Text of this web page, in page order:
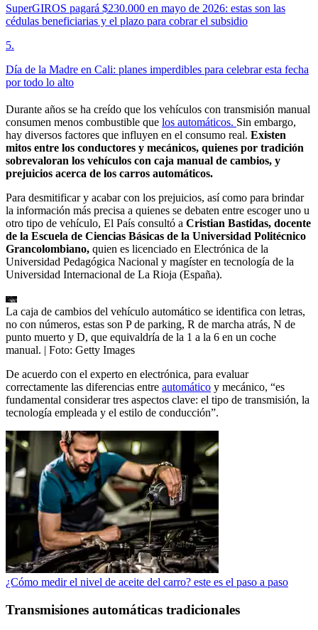
SuperGIROS pagará $230.000 en mayo de 2026: estas son las
cédulas beneficiarias y el plazo para cobrar el subsidio
5.
Día de la Madre en Cali: planes imperdibles para celebrar esta fecha
por todo lo alto
Durante años se ha creído que los vehículos con transmisión manual
consumen menos combustible que los automáticos. Sin embargo,
hay diversos factores que influyen en el consumo real. Existen
mitos entre los conductores y mecánicos, quienes por tradición
sobrevaloran los vehículos con caja manual de cambios, y
prejuicios acerca de los carros automáticos.
Para desmitificar y acabar con los prejuicios, así como para brindar
la información más precisa a quienes se debaten entre escoger uno u
otro tipo de vehículo, El País consultó a Cristian Bastidas, docente
de la Escuela de Ciencias Básicas de la Universidad Politécnico
Grancolombiano, quien es licenciado en Electrónica de la
Universidad Pedagógica Nacional y magíster en tecnología de la
Universidad Internacional de La Rioja (España).
La caja de cambios del vehículo automático se identifica con letras,
no con números, estas son P de parking, R de marcha atrás, N de
punto muerto y D, que equivaldría de la 1 a la 6 en un coche
manual. | Foto: Getty Images
De acuerdo con el experto en electrónica, para evaluar
correctamente las diferencias entre automático y mecánico, “es
fundamental considerar tres aspectos clave: el tipo de transmisión, la
tecnología empleada y el estilo de conducción”.
¿Cómo medir el nivel de aceite del carro? este es el paso a paso
Transmisiones automáticas tradicionales